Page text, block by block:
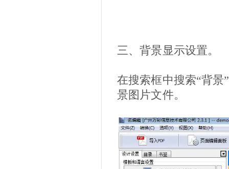
三、背景显示设置。
在搜索框中搜索“背
景图片文件。